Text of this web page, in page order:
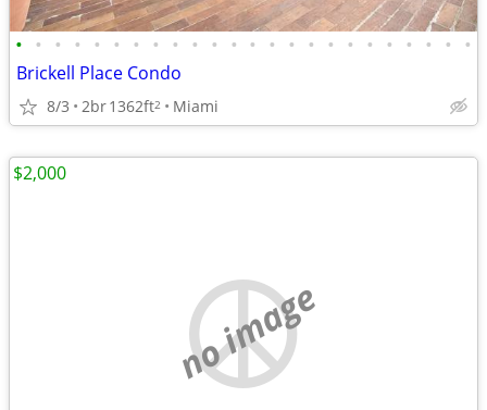
• • • • • • • • • • • • • • • • • • • • • • • •
Brickell Place Condo
8/3 2br1362ft2 Miami
no image
$2,000